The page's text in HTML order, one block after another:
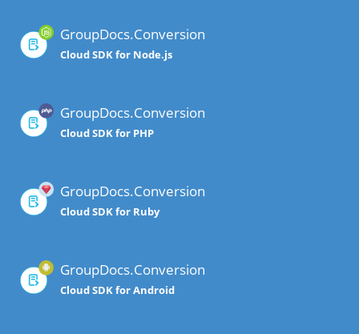
GroupDocs.Conversion
Cloud SDK for Node.js
GroupDocs.Conversion
Cloud SDK for PHP
GroupDocs.Conversion
Cloud SDK for Ruby
GroupDocs.Conversion
Cloud SDK for Android